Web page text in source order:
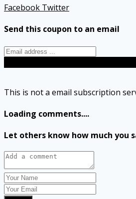
Facebook Twitter
Send this coupon to an email
This is not a email subscription
Loading comments....
Let others know how much you